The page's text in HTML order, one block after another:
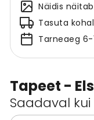
Tapeet -
Saadaval kui
Näidis
Tasuta
Tarneaeg 6-